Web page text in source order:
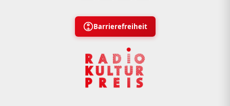
Barrierefreiheit